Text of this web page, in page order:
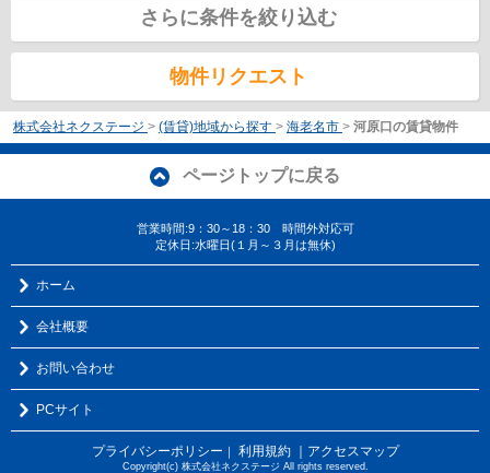
さらに条件を絞り込む
物件リクエスト
株式会社ネクステージ > (賃貸)地域から探す > 海老名市 > 河原口の賃貸物件
ページトップに戻る
営業時間:9：30～18：30 時間外対応可
定休日:水曜日(１月～３月は無休)
ホーム
会社概要
お問い合わせ
PCサイト
プライバシーポリシー ｜ 利用規約 ｜アクセスマップ
Copyright(c) 株式会社ネクステージ All rights reserved.